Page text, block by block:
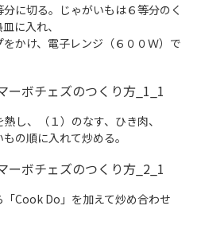
に切る。じゃがいもは６等分のく
に入れ、
かけ、電子レンジ（６００Ｗ）で
し、（１）のなす、ひき肉、
もの順に入れて炒める。
「Cook Do」を加えて炒め合わせ